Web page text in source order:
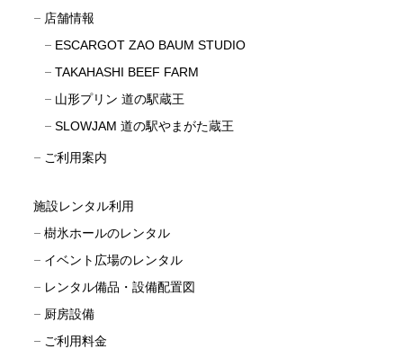
店舗情報
ESCARGOT ZAO BAUM STUDIO
TAKAHASHI BEEF FARM
山形プリン 道の駅蔵王
SLOWJAM 道の駅やまがた蔵王
ご利用案内
施設レンタル利用
樹氷ホールのレンタル
イベント広場のレンタル
レンタル備品・設備配置図
厨房設備
ご利用料金